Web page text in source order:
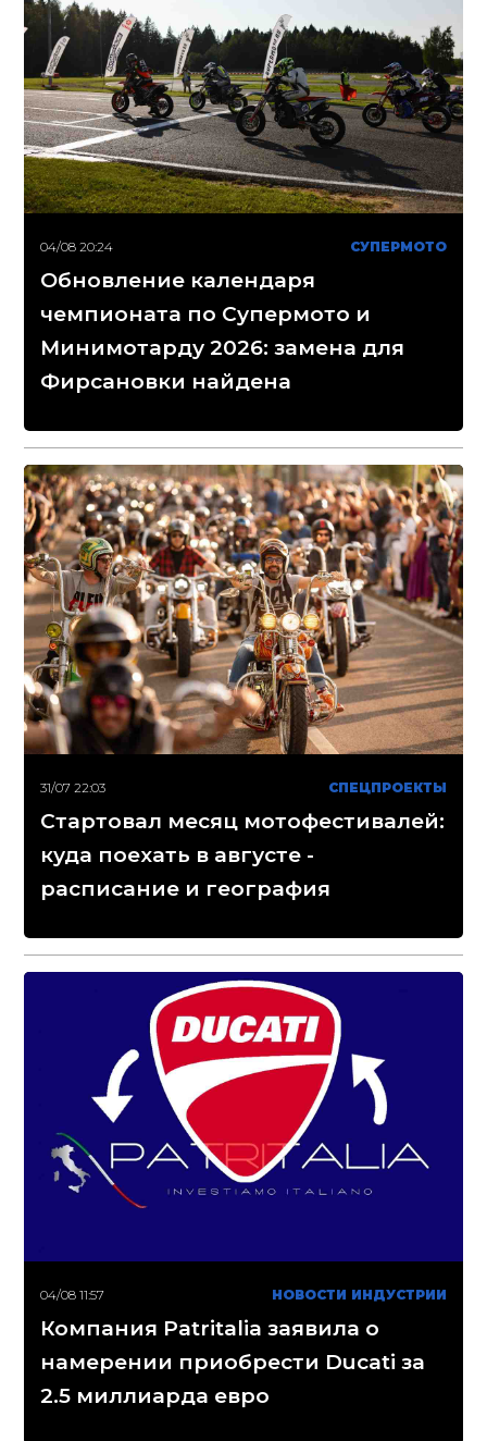
04/08 20:24 СУПЕРМОТО
Обновление календаря
чемпионата по Супермото и
Минимотарду 2026: замена для
Фирсановки найдена
31/07 22:03 СПЕЦПРОЕКТЫ
Стартовал месяц мотофестивалей:
куда поехать в августе -
расписание и география
04/08 11:57 НОВОСТИ ИНДУСТРИИ
Компания Patritalia заявила о
намерении приобрести Ducati за
2.5 миллиарда евро